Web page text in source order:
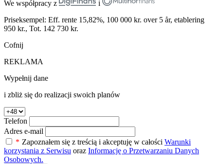
We współpracy z
i
Priseksempel: Eff. rente 15,82%, 100 000 kr. over 5 år, etablering
950 kr., Tot. 142 730 kr.
Cofnij
REKLAMA
Wypełnij dane
i zbliż się do realizacji swoich planów
Telefon
Adres e-mail
* Zapoznałem się z treścią i akceptuję w całości Warunki
korzystania z Serwisu oraz Informację o Przetwarzaniu Danych
Osobowych.